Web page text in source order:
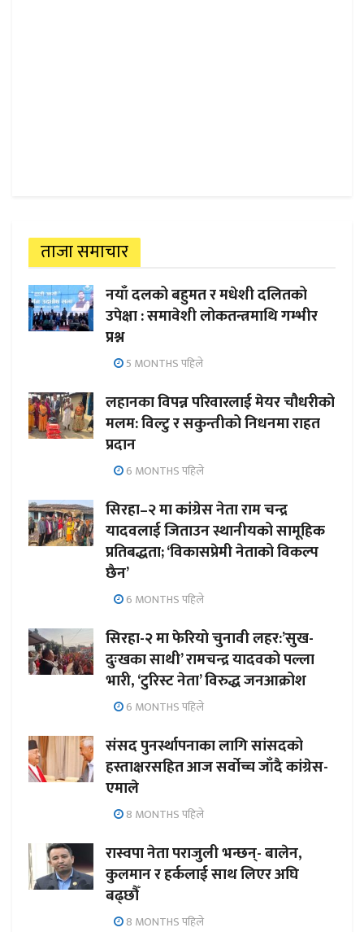
ताजा समाचार
नयाँ दलको बहुमत र मधेशी दलितको
उपेक्षा : समावेशी लोकतन्त्रमाथि गम्भीर
प्रश्न
5 MONTHS पहिले
लहानका विपन्न परिवारलाई मेयर चौधरीको
मलम: विल्टु र सकुन्तीको निधनमा राहत
प्रदान
6 MONTHS पहिले
सिरहा–२ मा कांग्रेस नेता राम चन्द्र
यादवलाई जिताउन स्थानीयको सामूहिक
प्रतिबद्धता; ‘विकासप्रेमी नेताको विकल्प
छैन’
6 MONTHS पहिले
सिरहा-२ मा फेरियो चुनावी लहर:’सुख-
दुःखका साथी’ रामचन्द्र यादवको पल्ला
भारी, ‘टुरिस्ट नेता’ विरुद्ध जनआक्रोश
6 MONTHS पहिले
संसद पुनर्स्थापनाका लागि सांसदको
हस्ताक्षरसहित आज सर्वोच्च जाँदै कांग्रेस-
एमाले
8 MONTHS पहिले
रास्वपा नेता पराजुली भन्छन्- बालेन,
कुलमान र हर्कलाई साथ लिएर अघि
बढ्छौँ
8 MONTHS पहिले